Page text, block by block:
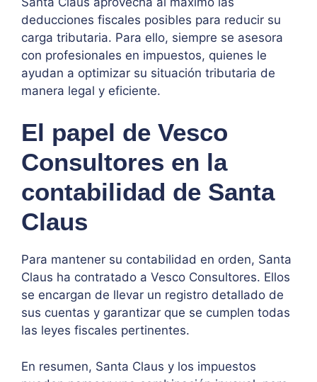
deducciones fiscales posibles para reducir su
carga tributaria. Para ello, siempre se asesora
con profesionales en impuestos, quienes le
ayudan a optimizar su situación tributaria de
manera legal y eficiente.
El papel de Vesco
Consultores en la
contabilidad de Santa
Claus
Para mantener su contabilidad en orden, Santa
Claus ha contratado a Vesco Consultores. Ellos
se encargan de llevar un registro detallado de
sus cuentas y garantizar que se cumplen todas
las leyes fiscales pertinentes.
En resumen, Santa Claus y los impuestos